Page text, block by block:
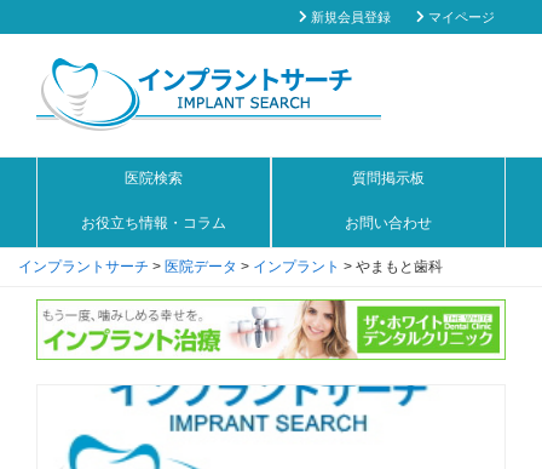
新規会員登録 マイページ
医院検索 質問掲示板
お役立ち情報・コラム お問い合わせ
インプラントサーチ > 医院データ > インプラント > やまもと歯科